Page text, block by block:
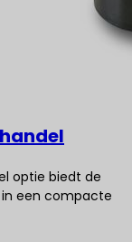
optie biedt de
in een compacte